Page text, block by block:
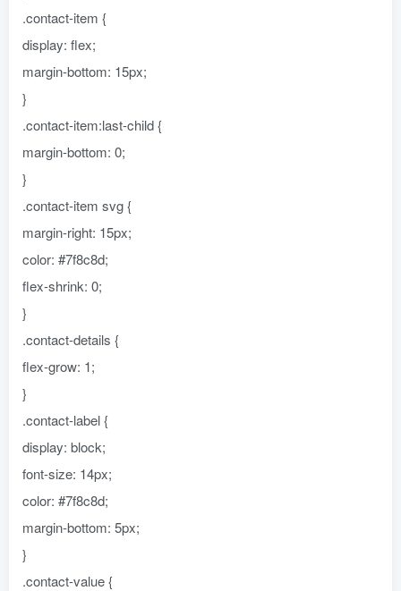
.contact-item {
display: flex;
margin-bottom: 15px;
}
.contact-item:last-child {
margin-bottom: 0;
}
.contact-item svg {
margin-right: 15px;
color: #7f8c8d;
flex-shrink: 0;
}
.contact-details {
flex-grow: 1;
}
.contact-label {
display: block;
font-size: 14px;
color: #7f8c8d;
margin-bottom: 5px;
}
.contact-value {